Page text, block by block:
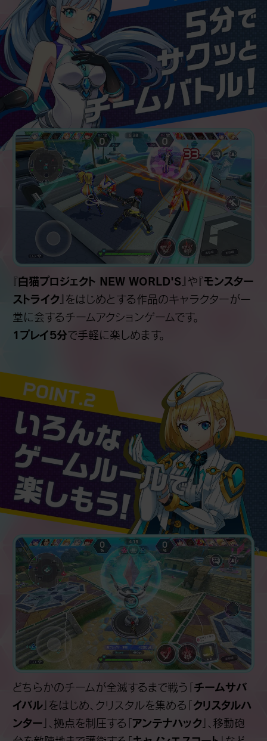
『白猫プロジェクト NEW WORLD'S 』や『モンスター
ストライク』をはじめとする作品のキャラクターが一
堂に会するチームアクションゲームです。
1プレイ5分で手軽に楽しめます。
どちらかのチームが全滅するまで戦う「チームサバ
イバル」をはじめ、クリスタルを集める「クリスタルハ
ンター 」、拠点を制圧する「アンテナハック」、移動砲